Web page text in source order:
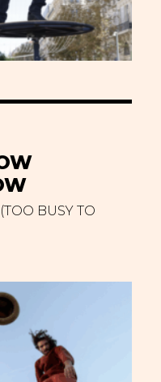
BUSY TO